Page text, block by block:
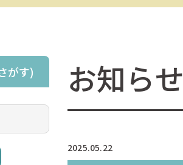
お知らせ
2025.05.22
がす)